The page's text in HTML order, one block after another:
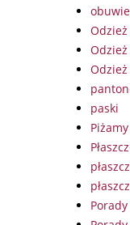
obuwie
paski
Piżamy
Porady